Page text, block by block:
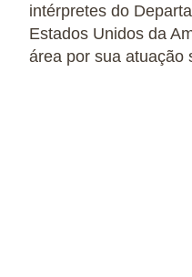
intérpretes do
Estados Unidos da
área por sua atuação